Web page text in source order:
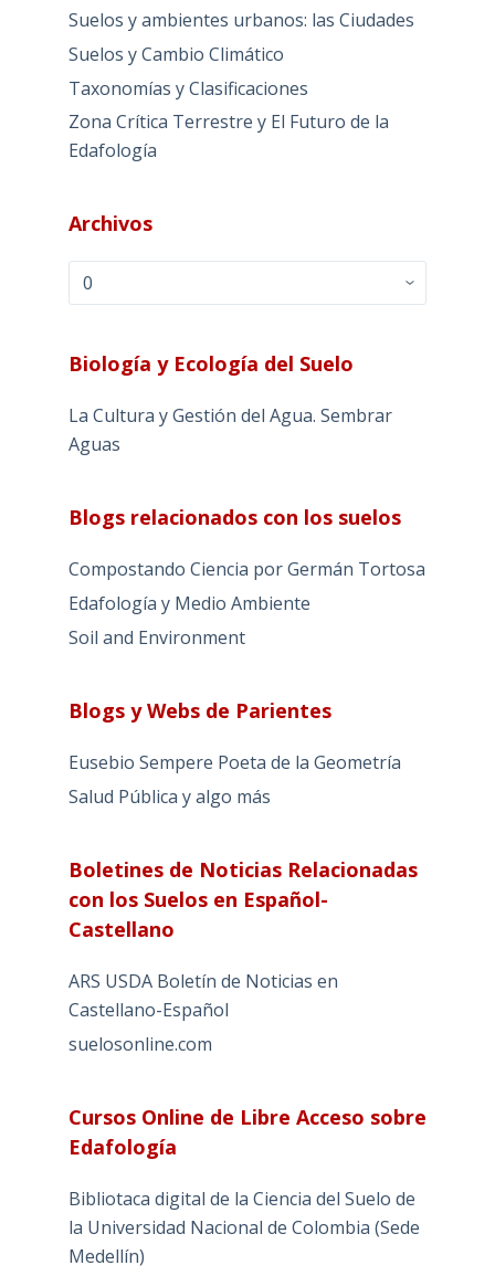
Suelos y ambientes urbanos: las Ciudades
Suelos y Cambio Climático
Taxonomías y Clasificaciones
Zona Crítica Terrestre y El Futuro de la
Edafología
Archivos
Archivos
Biología y Ecología del Suelo
La Cultura y Gestión del Agua. Sembrar
Aguas
Blogs relacionados con los suelos
Compostando Ciencia por Germán Tortosa
Edafología y Medio Ambiente
Soil and Environment
Blogs y Webs de Parientes
Eusebio Sempere Poeta de la Geometría
Salud Pública y algo más
Boletines de Noticias Relacionadas
con los Suelos en Español-
Castellano
ARS USDA Boletín de Noticias en
Castellano-Español
suelosonline.com
Cursos Online de Libre Acceso sobre
Edafología
Bibliotaca digital de la Ciencia del Suelo de
la Universidad Nacional de Colombia (Sede
Medellín)